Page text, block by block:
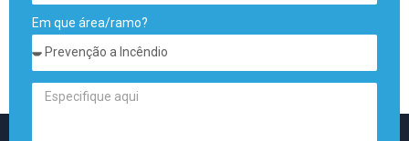
Em que área/ramo?